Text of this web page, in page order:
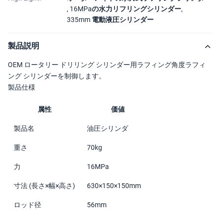
, 16MPaの水力リフリングシリンダー,
335mm 電動液圧シリンダー
製品説明
OEM ロータリー ドリリング シリンダー用ラフィング角度ラフィ
ング シリンダーを制御します。
製品仕様
属性 価値
製品名 油圧シリンダ
重さ 70kg
力 16MPa
寸法 (長さ×幅×高さ) 630×150×150mm
ロッド径 56mm